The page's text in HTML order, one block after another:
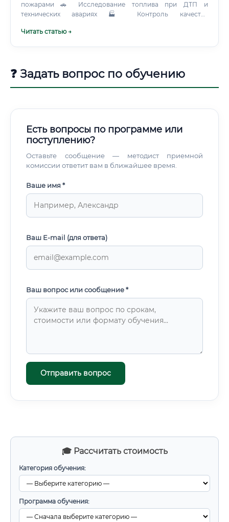
🎓 Рассчитать стоимость
Категория обучения:
Программа обучения:
пожарами 🚗 Исследование топлива при ДТП и
технических авариях 🏭 Контроль качества
между поставщиками и потребителями топлива 🛃
полноценная аналитическая и процессуальная
Читать статью →
❓ Задать вопрос по обучению
Есть вопросы по программе или
поступлению?
Оставьте сообщение — методист приемной
комиссии ответит вам в ближайшее время.
Ваше имя *
Ваш E-mail (для ответа)
Ваш вопрос или сообщение *
Отправить вопрос